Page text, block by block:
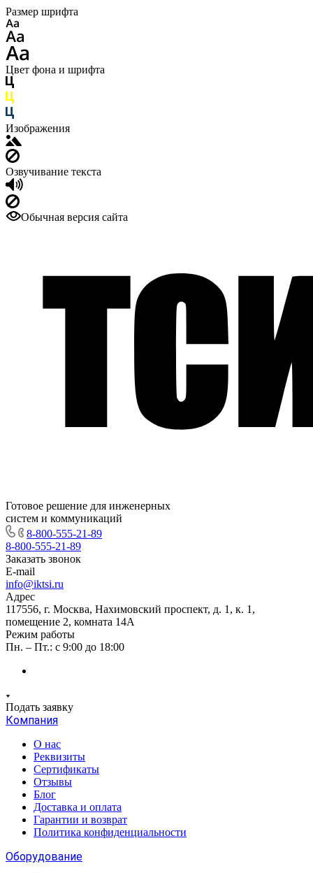
Размер шрифта
Цвет фона и шрифта
Изображения
Озвучивание текста
Обычная версия сайта
Готовое решение для инженерных
систем и коммуникаций
8-800-555-21-89
8-800-555-21-89
Заказать звонок
E-mail
info@iktsi.ru
Адрес
117556, г. Москва, Нахимовский проспект, д. 1, к. 1,
помещение 2, комната 14А
Режим работы
Пн. – Пт.: с 9:00 до 18:00
Подать заявку
Компания
О нас
Реквизиты
Сертификаты
Отзывы
Блог
Доставка и оплата
Гарантии и возврат
Политика конфиденциальности
Оборудование